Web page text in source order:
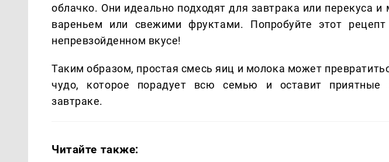
облачко. Они идеально подходят для завтрака или перекуса и
вареньем или свежими фруктами. Попробуйте этот
непревзойденном вкусе!
Таким образом, простая смесь яиц и молока может
чудо, которое порадует всю семью и оставит приятные
завтраке.
Читайте также: